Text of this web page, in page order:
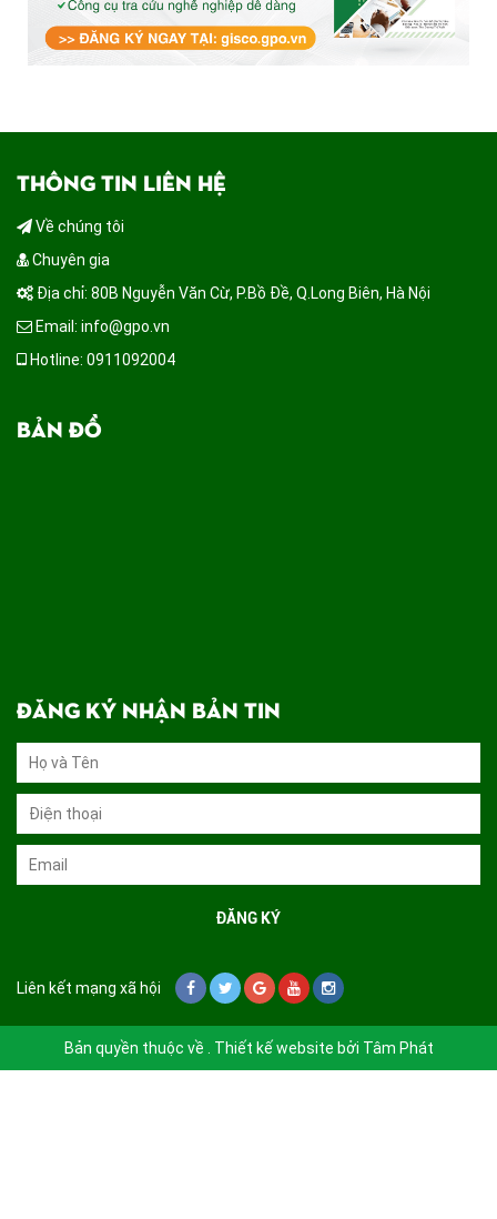
THÔNG TIN LIÊN HỆ
Về chúng tôi
Chuyên gia
Địa chỉ: 80B Nguyễn Văn Cừ, P.Bồ Đề, Q.Long Biên, Hà Nội
Email: info@gpo.vn
Hotline: 0911092004
BẢN ĐỒ
ĐĂNG KÝ NHẬN BẢN TIN
Liên kết mạng xã hội
Bản quyền thuộc về . Thiết kế website bởi Tâm Phát